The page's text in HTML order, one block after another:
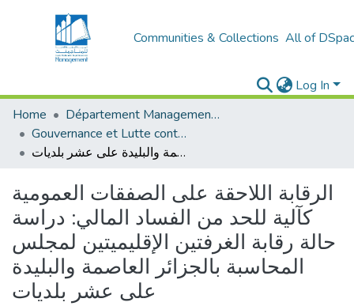
Communities & Collections All of
Log In
Home
Département Management Des Organisations
Gouvernance et Lutte contre la Corruption (GLCC)
الرقابة اللاحقة على الصفقات العمومية كآلية للحد من الفساد المالي: دراسة حالة رقابة الغرفتين الإقليميتين لمجلس المحاسبة بالجزائر العاصمة والبليدة على عشر بلديات
الرقابة اللاحقة على الصفقات العمومية
كآلية للحد من الفساد المالي: دراسة
حالة رقابة الغرفتين الإقليميتين لمجلس
المحاسبة بالجزائر العاصمة والبليدة
على عشر بلديات